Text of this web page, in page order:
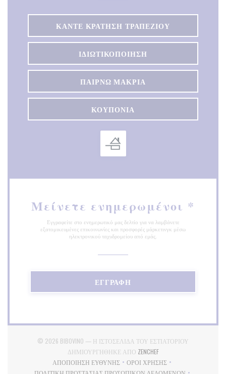
ΚΆΝΤΕ ΚΡΆΤΗΣΗ ΤΡΑΠΕΖΙΟΎ
ΙΔΙΩΤΙΚΟΠΟΊΗΣΗ
ΠΑΊΡΝΩ ΜΑΚΡΙΆ
ΚΟΥΠΌΝΙΑ
Μείνετε ενημερωμένοι *
Εγγραφείτε στο ενημερωτικό μας δελτίο για να λαμβάνετε
εξατομικευμένες επικοινωνίες και προσφορές μάρκετινγκ μέσω
ηλεκτρονικού ταχυδρομείου από εμάς.
ΕΓΓΡΑΦΉ
© 2026 BIBOVINO — Η ΙΣΤΟΣΕΛΊΔΑ ΤΟΥ ΕΣΤΙΑΤΟΡΊΟΥ
ΔΗΜΙΟΥΡΓΉΘΗΚΕ ΑΠΌ ZENCHEF((ΑΝΟΊΓΕΙ ΣΕ ΝΈΟ
ΑΠΟΠΟΊΗΣΗ ΕΥΘΎΝΗΣ
((ΑΝΟΊΓΕΙ ΣΕ ΝΈΟ ΠΑΡΆΘΥΡΟ))
ΌΡΟΙ ΧΡΉΣΗΣ
((ΑΝΟΊΓΕΙ ΣΕ ΝΈΟ